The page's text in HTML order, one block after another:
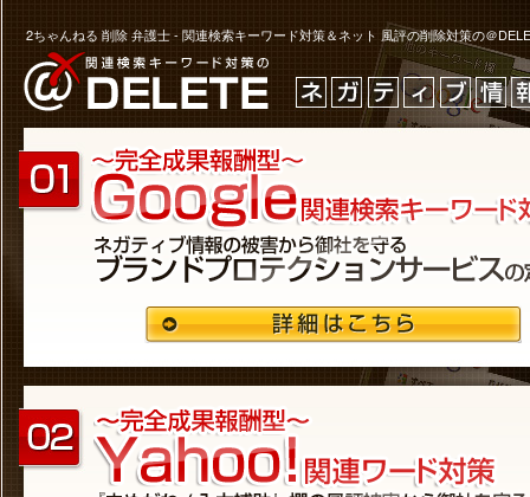
2ちゃんねる 削除 弁護士 - 関連検索キーワード対策＆ネット 風評の削除対策の＠